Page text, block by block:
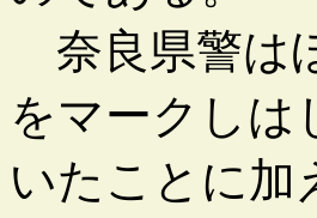
奈良県警は
をマークしは
いたことに加